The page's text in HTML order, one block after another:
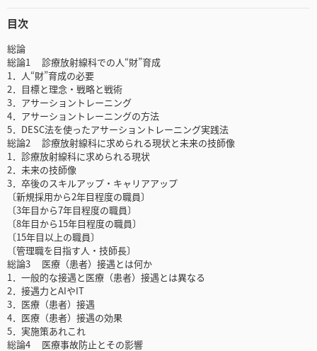
目次
総論
総論1 診療放射線科での人“財”育成
1．人“財”育成の必要
2．目標と理念・戦略と戦術
3．アサーショントレーニング
4．アサーショントレーニングの方法
5．DESC法を使ったアサーショントレーニング実践法
総論2 診療放射線科に求められる現状と未来の技師像
1．診療放射線科に求められる現状
2．未来の技師像
3．卒後のスキルアップ・キャリアアップ
〔新規採用から2年目程度の職員〕
〔3年目から7年目程度の職員〕
〔8年目から15年目程度の職員〕
〔15年目以上の職員〕
〔管理職を目指す人・技師長〕
総論3 医療（患者）接遇とは何か
1．一般的な接遇と医療（患者）接遇とは異なる
2．接遇力とAIやIT
3．医療（患者）接遇
4．医療（患者）接遇の効果
5．実施策あれこれ
総論4 医療事故防止とその影響